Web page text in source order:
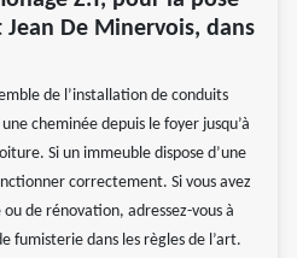
De Minervois, dans
de l’installation de conduits
cheminée depuis le foyer jusqu’à
Si un immeuble dispose d’une
correctement. Si vous avez
de rénovation, adressez-vous à
fumisterie dans les règles de l’art.